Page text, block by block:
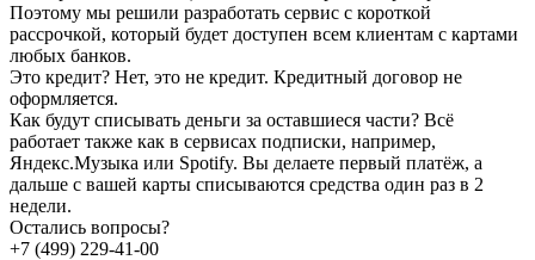
Поэтому мы решили разработать сервис с короткой
рассрочкой, который будет доступен всем клиентам с картами
любых банков.
Это кредит? Нет, это не кредит. Кредитный договор не
оформляется.
Как будут списывать деньги за оставшиеся части? Всё
работает также как в сервисах подписки, например,
Яндекс.Музыка или Spotify. Вы делаете первый платёж, а
дальше с вашей карты списываются средства один раз в 2
недели.
Остались вопросы?
+7 (499) 229-41-00